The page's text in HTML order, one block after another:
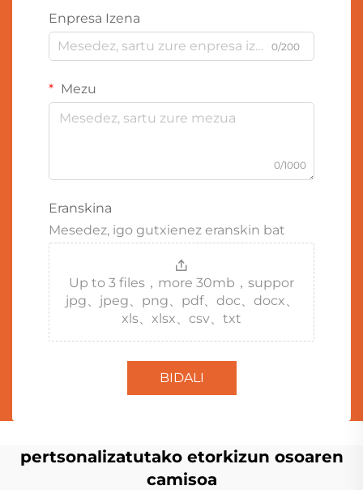
Enpresa Izena
0/200
Mezu
0/1000
Eranskina
Mesedez, igo gutxienez eranskin bat
Up to 3 files，more 30mb，suppor
jpg、jpeg、png、pdf、doc、docx、
xls、xlsx、csv、txt
BIDALI
pertsonalizatutako etorkizun osoaren
camisoa